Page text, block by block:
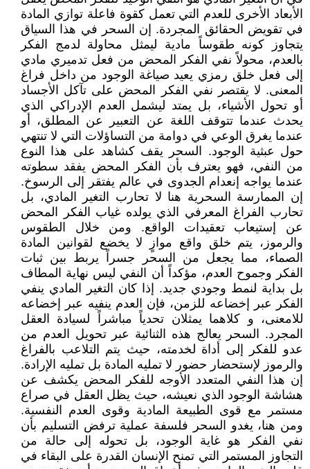
الأبعاد الأخرى للعدم التي تعمل كقوة فاعلة توازي المادة
في تقويض الحقائق المجردة. إن السحر في هذا السياق
يتجاوز كونه طقوساً مادية ليمثل محاولة لدمج الفكر
بالعدم، محولاً نفي الفكر المحض من فعل تدميري مادي
إلى فعل خلق رمزي يعيد صياغة الوجود من داخل فراغ
المعنى. لا يقتصر نفي الفكر المحض على تآكل الأجساد
أو تحول الأشياء، بل يمتد ليشمل العدم الإدراكي الذي
يحدث عندما تتوقف اللغة عن التعبير عن المطلق، أو
عندما يغرق الوعي في دوامة من التساؤلات التي لا تنتهي
حول عبثية الوجود. السحر يقف كشاهد على هذا النوع
من النفي، فهو يعترف بأن الفكر المحض يفقد سطوته
عندما يواجه إنعدام الجدوى في عالم يفتقر إلى الرسوخ.
إن الممارسة السحرية هنا لا تحارب التغير المادي، بل
تحارب الفراغ المعرفي الذي يولده غياب الفكر المحض
عن إستيعاب تعقيدات الواقع. ومن خلال الطقوس
والرموز، يتم خلق واقع موازٍ لا يخضع لقوانين المادة
الصماء، مما يجعل من السحر جسراً يربط بين ثبات
الفكر وجموح العدم، مؤكداً أن النفي ليس نهاية المطاف
بل بداية لنمط وجودي جديد. إذا كان التغير المادي ينفي
الفكر عبر إخضاعه للزمن، فإن العدم ينفيه عبر إخضاعه
للامعنى، و كلاهما يمثلان تحدياً مباشراً لسيادة العقل
المجرد. السحر يعالج هذه الثنائية عبر تحويل العدم من
عدو للفكر إلى أداة لخدمته، حيث يتم التلاعب بالفراغ
والرموز لإستحضار حضور لا تمليه المادة بل تمليه الإرادة.
إن هذا النفي المتعدد الأوجه للفكر المحض يكشف عن
هشاشة الوجود الذي نعيشه، حيث يظل العقل في صراع
مستمر مع قوى الطبيعة المادية وقوى العدم النفسية.
ومن هنا، يغدو السحر فلسفة عملية ترفض التسليم بأن
نفي الفكر هو غاية الوجود، بل تحوله إلى حالة من
التجاوز المستمر التي تمنح الإنسان القدرة على البقاء في